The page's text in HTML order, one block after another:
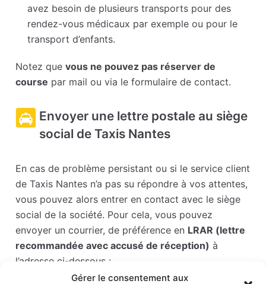
Gérer le consentement aux
avez besoin de plusieurs transports pour des
rendez-vous médicaux par exemple ou pour le
transport d’enfants.
Notez quevous ne pouvez pas réserver de
course par mail ou via le formulaire de contact.
Envoyer une lettre postale au siège
social de Taxis Nantes
En cas de problème persistant ou si le service client
de Taxis Nantes n’a pas su répondre à vos attentes,
vous pouvez alors entrer en contact avec le siège
social de la société. Pour cela, vous pouvez
envoyer un courrier, de préférence en LRAR (lettre
recommandée avec accusé de réception) à
l’adresse ci-dessous :